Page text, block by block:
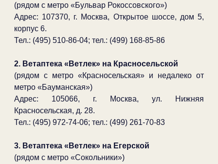
(рядом с метро «Бульвар Рокоссовского»)
Адрес: 107370, г. Москва, Открытое шоссе, дом 5,
корпус 6.
Тел.: (495) 510-86-04; тел.: (499) 168-85-86
2. Ветаптека «Ветлек» на Красносельской
(рядом с метро «Красносельская» и недалеко от
метро «Бауманская»)
Адрес: 105066, г. Москва, ул. Нижняя
Красносельская, д. 28.
Тел.: (495) 972-74-06; тел.: (499) 261-70-83
3. Ветаптека «Ветлек» на Егерской
(рядом с метро «Сокольники»)